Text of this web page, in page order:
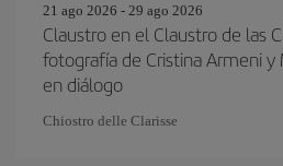
21 ago 2026 - 29 ago 2026
Claustro en el Claustro de las
fotografía de Cristina Armeni y
en diálogo
Chiostro delle Clarisse